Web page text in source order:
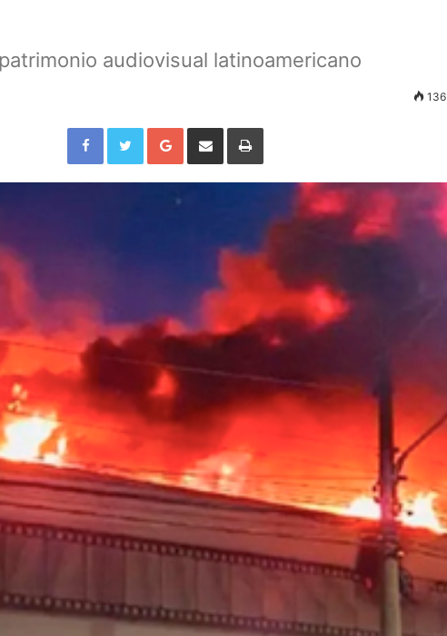
audiovisual latinoamericano
136
FacebookTwitterGoogle+Compartir por correo electrónicoImprimir